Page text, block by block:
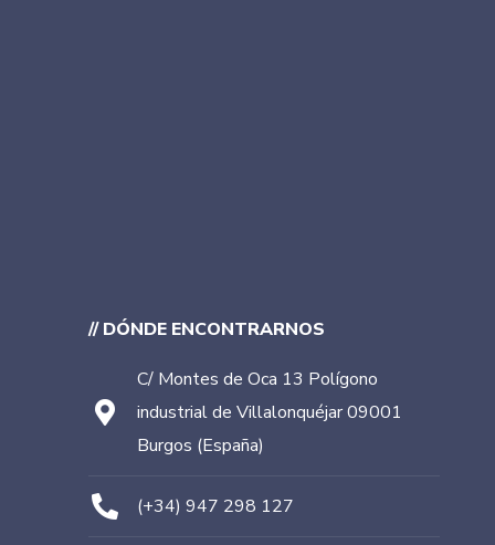
// DÓNDE ENCONTRARNOS
C/ Montes de Oca 13 Polígono
industrial de Villalonquéjar 09001
Burgos (España)
(+34) 947 298 127